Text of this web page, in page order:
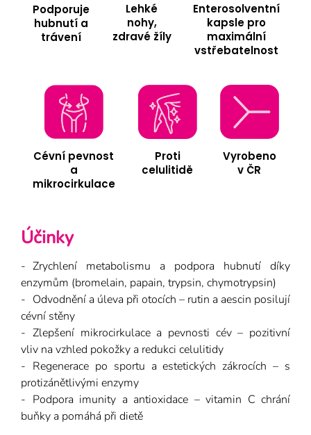
Podporuje
hubnutí a
trávení
Lehké
nohy,
zdravé žíly
Enterosolventní
kapsle pro
maximální
vstřebatelnost
Cévní pevnost
a
mikrocirkulace
Proti
celulitidě
Vyrobeno
v ČR
Účinky
Zrychlení metabolismu a podpora hubnutí díky
enzymům (bromelain, papain, trypsin, chymotrypsin)
Odvodnění a úleva při otocích – rutin a aescin posilují
cévní stěny
Zlepšení mikrocirkulace a pevnosti cév – pozitivní
vliv na vzhled pokožky a redukci celulitidy
Regenerace po sportu a estetických zákrocích – s
protizánětlivými enzymy
Podpora imunity a antioxidace – vitamin C chrání
buňky a pomáhá při dietě